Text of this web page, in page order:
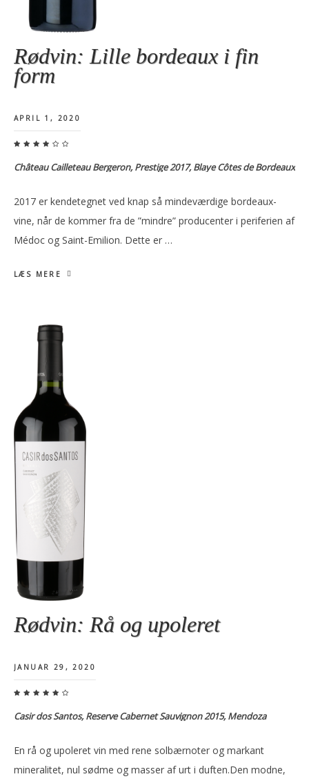
Rødvin: Lille bordeaux i fin
form
APRIL 1, 2020
Château Cailleteau Bergeron, Prestige 2017, Blaye Côtes de Bordeaux
2017 er kendetegnet ved knap så mindeværdige bordeaux-
vine, når de kommer fra de ”mindre” producenter i periferien af
Médoc og Saint-Emilion. Dette er …
LÆS MERE
Rødvin: Rå og upoleret
JANUAR 29, 2020
Casir dos Santos, Reserve Cabernet Sauvignon 2015, Mendoza
En rå og upoleret vin med rene solbærnoter og markant
mineralitet, nul sødme og masser af urt i duften.Den modne,